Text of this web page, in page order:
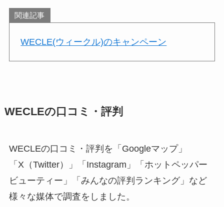
関連記事
WECLE(ウィークル)のキャンペーン
WECLEの口コミ・評判
WECLEの口コミ・評判を「Googleマップ」
「X（Twitter）」「Instagram」「ホットペッパー
ビューティー」「みんなの評判ランキング」など
様々な媒体で調査をしました。